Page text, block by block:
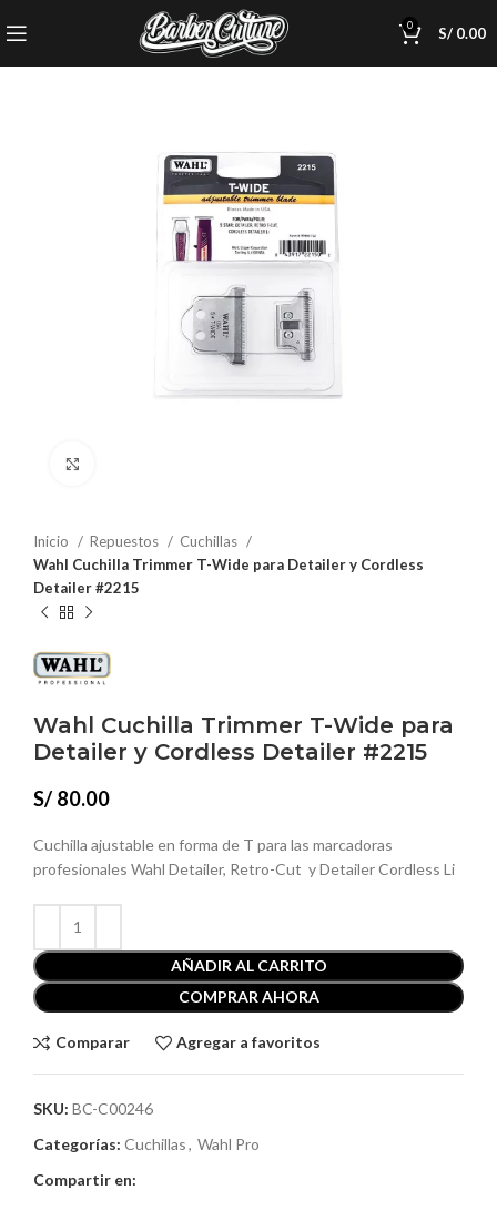
0 S/0.00
Inicio Repuestos
Cuchillas
Wahl Cuchilla Trimmer T-Wide para Detailer y Cordless
Detailer #2215
Wahl Cuchilla Trimmer T-Wide para
Detailer y Cordless Detailer #2215
S/ 80.00
Cuchilla ajustable en forma de T para las marcadoras
profesionales Wahl Detailer, Retro-Cut y Detailer Cordless Li
AÑADIR AL CARRITO
COMPRAR AHORA
Comparar Agregar a favoritos
SKU: BC-C00246
Categorías: Cuchillas, Wahl Pro
Compartir en: